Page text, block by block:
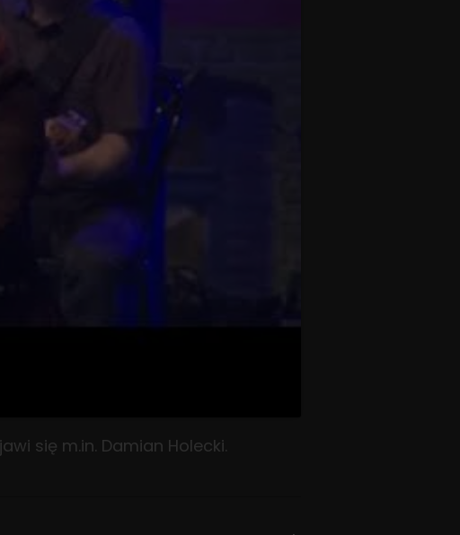
się m.in. Damian Holecki.